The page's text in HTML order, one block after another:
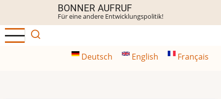
Inhalt
BONNER AUFRUF
Für eine andere Entwicklungspolitik!
Deutsch English Français